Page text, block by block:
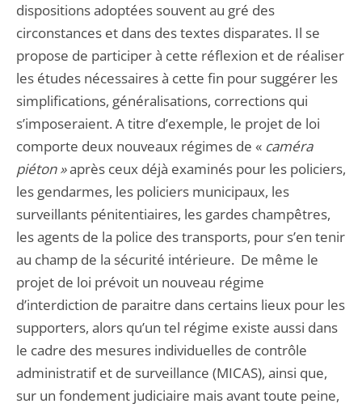
dispositions adoptées souvent au gré des
circonstances et dans des textes disparates. Il se
propose de participer à cette réflexion et de réaliser
les études nécessaires à cette fin pour suggérer les
simplifications, généralisations, corrections qui
s’imposeraient. A titre d’exemple, le projet de loi
comporte deux nouveaux régimes de « caméra
piéton »après ceux déjà examinés pour les policiers,
les gendarmes, les policiers municipaux, les
surveillants pénitentiaires, les gardes champêtres,
les agents de la police des transports, pour s’en tenir
au champ de la sécurité intérieure. De même le
projet de loi prévoit un nouveau régime
d’interdiction de paraitre dans certains lieux pour les
supporters, alors qu’un tel régime existe aussi dans
le cadre des mesures individuelles de contrôle
administratif et de surveillance (MICAS), ainsi que,
sur un fondement judiciaire mais avant toute peine,